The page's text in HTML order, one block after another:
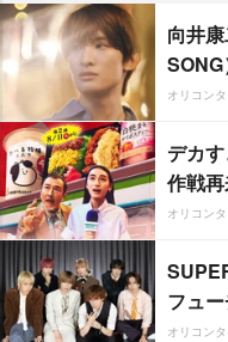
向井
SONG
オリコン
デカ
作戦
オリコン
フュ
オリコン